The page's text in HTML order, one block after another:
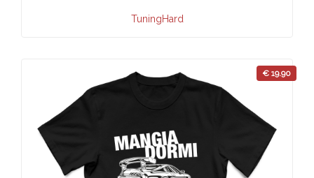
TuningHard
€ 19.90